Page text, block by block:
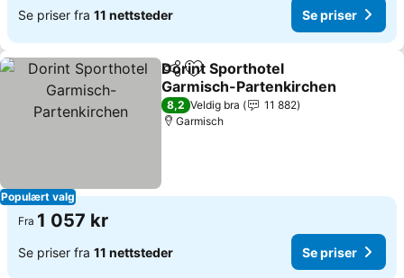
Se priser fra 11 nettsteder Se priser
Populært valg
Del Legg til i favoritter
Dorint Sporthotel
Garmisch-Partenkirchen
Se priser
8,2 Veldig bra
11 882
Garmisch
Fra 1 057 kr
Se priser fra 11 nettsteder Se priser